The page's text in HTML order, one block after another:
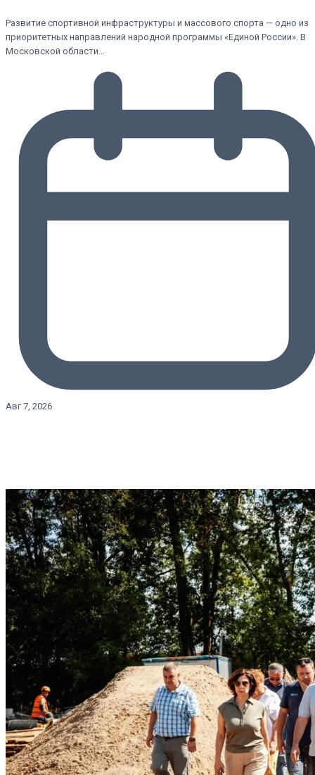
Развитие спортивной инфраструктуры и массового спорта — одно из
приоритетных направлений народной программы «Единой России». В
Московской области…
Авг 7, 2026